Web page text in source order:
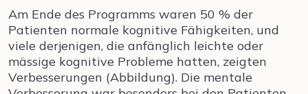
Am Ende des Programms waren 50 % der
Patienten normale kognitive Fähigkeiten, und
viele derjenigen, die anfänglich leichte oder
mässige kognitive Probleme hatten, zeigten
Verbesserungen (Abbildung). Die mentale